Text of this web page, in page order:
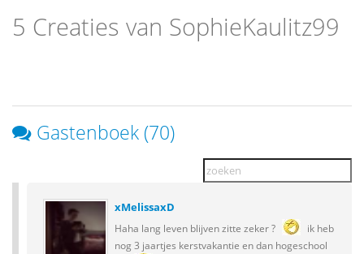
5 Creaties van SophieKaulitz99
Gastenboek (70)
xMelissaxD
Haha lang leven blijven zitte zeker ?
ik heb
nog 3 jaartjes kerstvakantie en dan hogeschool